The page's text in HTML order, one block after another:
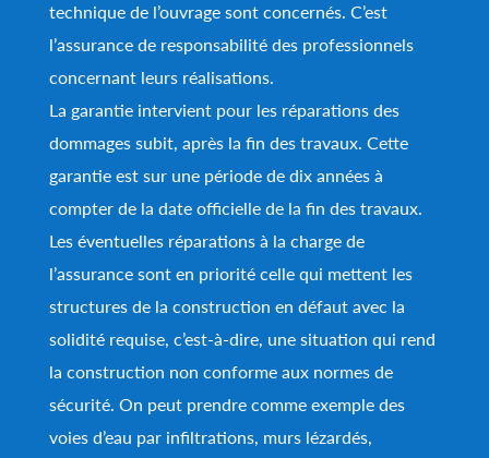
technique de l’ouvrage sont concernés. C’est
l’assurance de responsabilité des professionnels
concernant leurs réalisations.
La garantie intervient pour les réparations des
dommages subit, après la fin des travaux. Cette
garantie est sur une période de dix années à
compter de la date officielle de la fin des travaux.
Les éventuelles réparations à la charge de
l’assurance sont en priorité celle qui mettent les
structures de la construction en défaut avec la
solidité requise, c’est-à-dire, une situation qui rend
la construction non conforme aux normes de
sécurité. On peut prendre comme exemple des
voies d’eau par infiltrations, murs lézardés,